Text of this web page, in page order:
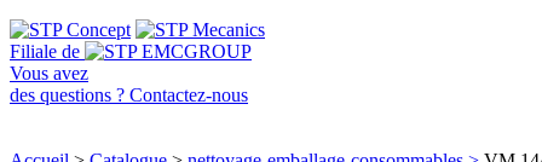
Filiale de
Vous avez
des questions ? Contactez-nous